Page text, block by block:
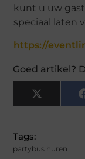
kunt u uw
speciaal laten
https://
Goed artikel?
X
(Twitter)
Tags:
partybus huren